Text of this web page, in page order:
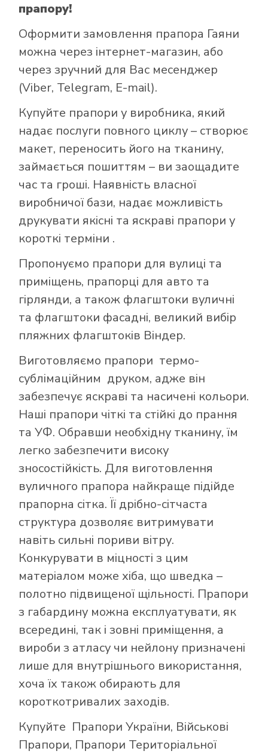
прапору!
Оформити замовлення прапора Гаяни
можна через інтернет-магазин, або
через зручний для Вас месенджер
(Viber, Telegram, E-mail).
Купуйте прапори у виробника, який
надає послуги повного циклу – створює
макет, переносить його на тканину,
займається пошиттям – ви заощадите
час та гроші. Наявність власної
виробничої бази, надає можливість
друкувати якісні та яскраві прапори у
короткі терміни .
Пропонуємо прапори для вулиці та
приміщень, прапорці для авто та
гірлянди, а також флагштоки вуличні
та флагштоки фасадні, великий вибір
пляжних флагштоків Віндер.
Виготовляємо прапори термо-
сублімаційним друком, адже він
забезпечує яскраві та насичені кольори.
Наші прапори чіткі та стійкі до прання
та УФ. Обравши необхідну тканину, їм
легко забезпечити високу
зносостійкість. Для виготовлення
вуличного прапора найкраще підійде
прапорна сітка. Її дрібно-сітчаста
структура дозволяє витримувати
навіть сильні пориви вітру.
Конкурувати в міцності з цим
матеріалом може хіба, що шведка –
полотно підвищеної щільності. Прапори
з габардину можна експлуатувати, як
всередині, так і зовні приміщення, а
вироби з атласу чи нейлону призначені
лише для внутрішнього використання,
хоча їх також обирають для
короткотривалих заходів.
Купуйте Прапори України, Військові
Прапори, Прапори Територіальної